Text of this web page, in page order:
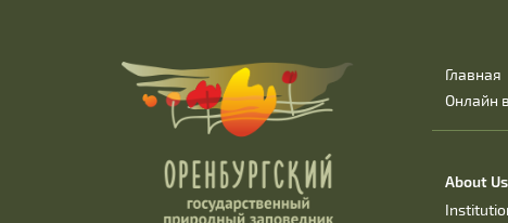
Главная
Онлайн
About Us